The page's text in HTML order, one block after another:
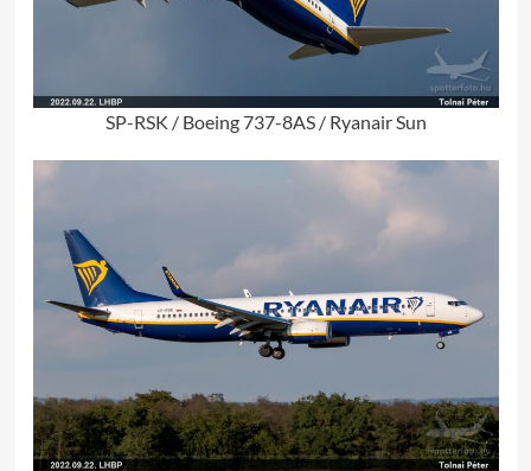
SP-RSK / Boeing 737-8AS / Ryanair Sun